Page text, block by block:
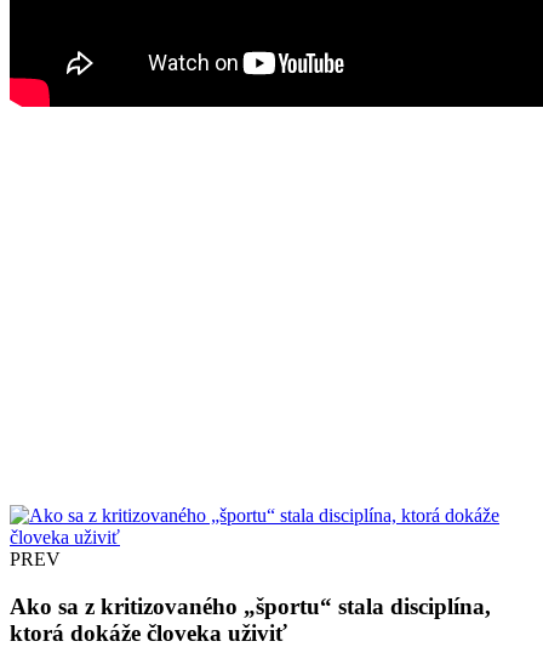
PREV
Ako sa z kritizovaného „športu“ stala disciplína,
ktorá dokáže človeka uživiť